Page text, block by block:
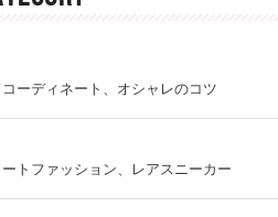
ーディネート、オシャレのコツ
トファッション、レアスニーカー